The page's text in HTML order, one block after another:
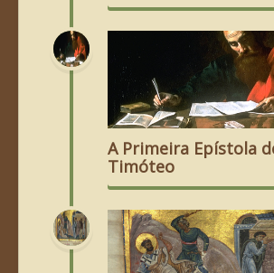
A Primeira Epístola
Timóteo